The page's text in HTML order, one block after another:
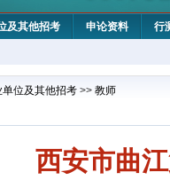
及其他招考 申论资料
行
单位及其他招考 >> 教师
西安市曲